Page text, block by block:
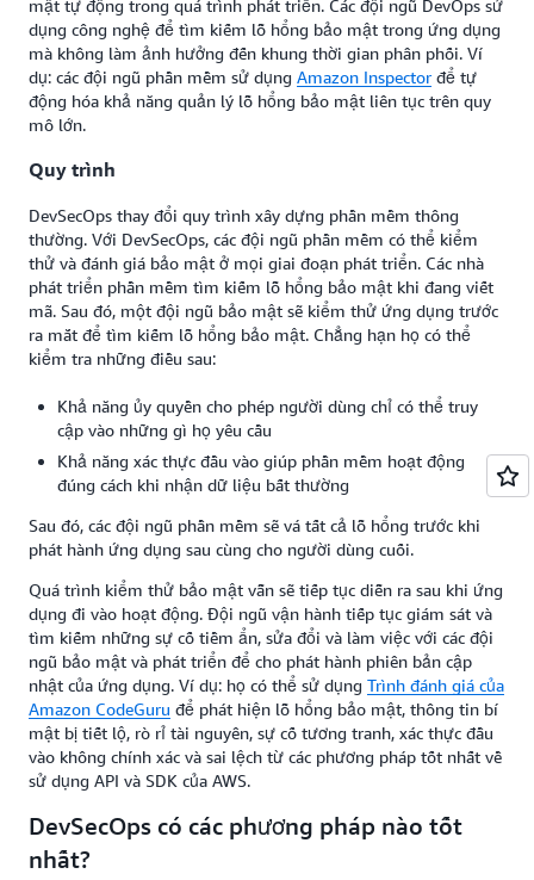
mật tự động trong quá trình phát triển. Các đội ngũ DevOps sử
dụng công nghệ để tìm kiếm lỗ hổng bảo mật trong ứng dụng
mà không làm ảnh hưởng đến khung thời gian phân phối. Ví
dụ: các đội ngũ phần mềm sử dụng Amazon Inspector để tự
động hóa khả năng quản lý lỗ hổng bảo mật liên tục trên quy
mô lớn.
Quy trình
DevSecOps thay đổi quy trình xây dựng phần mềm thông
thường. Với DevSecOps, các đội ngũ phần mềm có thể kiểm
thử và đánh giá bảo mật ở mọi giai đoạn phát triển. Các nhà
phát triển phần mềm tìm kiếm lỗ hổng bảo mật khi đang viết
mã. Sau đó, một đội ngũ bảo mật sẽ kiểm thử ứng dụng trước
ra mắt để tìm kiếm lỗ hổng bảo mật. Chẳng hạn họ có thể
kiểm tra những điều sau:
Khả năng ủy quyền cho phép người dùng chỉ có thể truy
cập vào những gì họ yêu cầu
Khả năng xác thực đầu vào giúp phần mềm hoạt động
đúng cách khi nhận dữ liệu bất thường
Sau đó, các đội ngũ phần mềm sẽ vá tất cả lỗ hổng trước khi
phát hành ứng dụng sau cùng cho người dùng cuối.
Quá trình kiểm thử bảo mật vẫn sẽ tiếp tục diễn ra sau khi ứng
dụng đi vào hoạt động. Đội ngũ vận hành tiếp tục giám sát và
tìm kiếm những sự cố tiềm ẩn, sửa đổi và làm việc với các đội
ngũ bảo mật và phát triển để cho phát hành phiên bản cập
nhật của ứng dụng. Ví dụ: họ có thể sử dụng Trình đánh giá của
Amazon CodeGuru để phát hiện lỗ hổng bảo mật, thông tin bí
mật bị tiết lộ, rò rỉ tài nguyên, sự cố tương tranh, xác thực đầu
vào không chính xác và sai lệch từ các phương pháp tốt nhất về
sử dụng API và SDK của AWS.
DevSecOps có các phương pháp nào tốt
nhất?